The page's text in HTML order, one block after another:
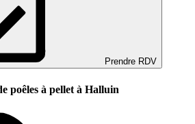
Prendre RDV
poêles à pellet à Halluin